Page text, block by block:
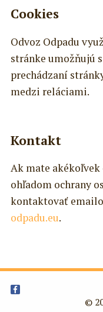
Cookies
Odvoz Odpadu
stránke umožňujú
prechádzaní
medzi reláciami.
Kontakt
Ak mate
ohľadom ochrany
kontaktovať
odpadu.eu.
©